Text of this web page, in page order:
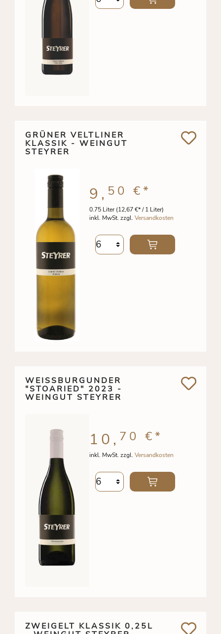
GRÜNER VELTLINER
KLASSIK - WEINGUT
STEYRER
0.75 Liter(12,67 €* / 1 Liter)
inkl. MwSt. zzgl. Versandkosten
9, 50 €*
WEISSBURGUNDER "
STOARIED" 2023 - W
EINGUT STEYRER
inkl. MwSt. zzgl. Versandkosten
10, 70 €*
ZWEIGELT KLASSIK 0,25L